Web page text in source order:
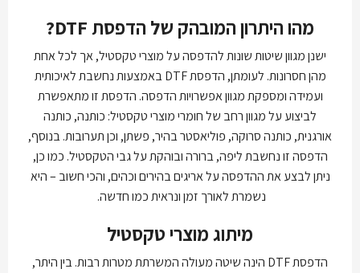
מהו היתרון המובהק של הדפסת ?
ישנן מגוון שיטות שונות להדפסה על מוצרי טקסטיל, אך לכל אחת
מהן חסרונות. לעומתן, הדפסת DTF באמצעות נחשבת לאיכותית
ועמידה ומספקת מגוון אפשרויות הדפסה. הדפסת זו מתאפשרת
לביצוע על מגוון רחב של חומרי מוצרי טקסטיל: כותנה, כותנה
אורגנית, כותנה סרוקה, פוליאסטר בהיר, פשתן, וכן תערובות. בנוסף,
הדפסה זו נחשבת ליפה, ברורה ובוהקת על גבי הטקסטיל. כמו כן,
ניתן לבצע את ההדפסה על אריגים בהירים וכהים, והכי חשוב – היא
נשמרת לאורך זמן ונראית כמו חדשה.
מיתוג מוצרי טקסטיל
הדפסת DTF הינה שיטה מעולה המשרתת מטרות רבות. בין היתר,